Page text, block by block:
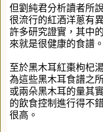
但劉純君分析讀者所
很流行的紅酒洋蔥有
許多研究證實，其中
來就是很健康的食譜。
至於黑木耳紅棗枸杞
為這些黑木耳食譜之
或兩朵黑木耳的量其
的飲食控制進行得不
很高。